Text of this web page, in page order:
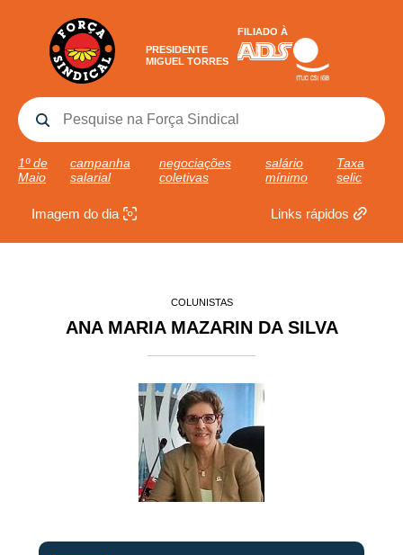
PRESIDENTE
MIGUEL TORRES
FILIADO À
1º de
Maio
campanha
salarial
negociações
coletivas
salário
mínimo
Taxa
selic
Imagem do dia Links rápidos
COLUNISTAS
ANA MARIA MAZARIN DA SILVA